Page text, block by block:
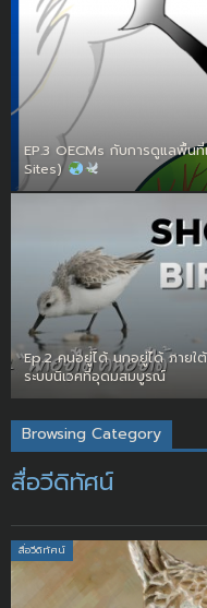
EP.3 OECMs กับการดูแลพื้
Sites)
Ep.2 คนอยู่ได้ นกอยู่ได้ ภายใต้
ระบบนิเวศที่อุดมสมบูรณ์
Browsing Category
สื่อวีดิทัศน์
สื่อวีดิทัศน์